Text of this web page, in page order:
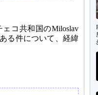
コ共和国のMiloslav
る件について、経緯